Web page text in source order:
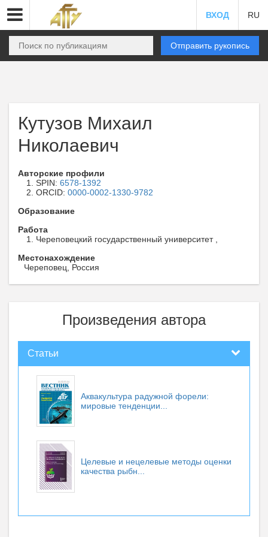
ВХОД RU
Отправить рукопись
Кутузов Михаил
Николаевич
Авторские профили
SPIN: 6578-1392
ORCID: 0000-0002-1330-9782
Образование
Работа
Череповецкий государственный университет ,
Местонахождение
Череповец, Россия
Произведения автора
Статьи
Аквакультура радужной форели:
мировые тенденции...
Целевые и нецелевые методы оценки
качества рыбн...